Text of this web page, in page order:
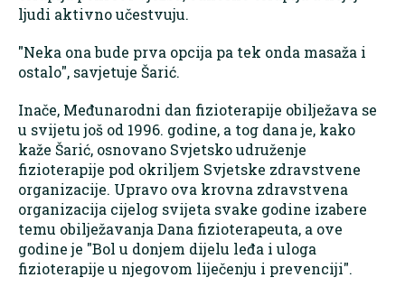
ljudi aktivno učestvuju.
"Neka ona bude prva opcija pa tek onda masaža i
ostalo", savjetuje Šarić.
Inače, Međunarodni dan fizioterapije obilježava se
u svijetu još od 1996. godine, a tog dana je, kako
kaže Šarić, osnovano Svjetsko udruženje
fizioterapije pod okriljem Svjetske zdravstvene
organizacije. Upravo ova krovna zdravstvena
organizacija cijelog svijeta svake godine izabere
temu obilježavanja Dana fizioterapeuta, a ove
godine je "Bol u donjem dijelu leđa i uloga
fizioterapije u njegovom liječenju i prevenciji".